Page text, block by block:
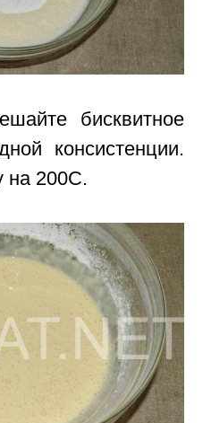
бисквитное
консистенции.
на 200С.